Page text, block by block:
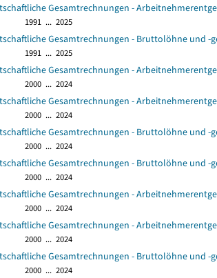
Gesamtrechnungen -
1991 ... 2025
Gesamtrechnungen - Bruttolöhne und -
1991 ... 2025
Gesamtrechnungen -
2000 ... 2024
Gesamtrechnungen -
2000 ... 2024
Gesamtrechnungen - Bruttolöhne und -
2000 ... 2024
Gesamtrechnungen - Bruttolöhne und
2000 ... 2024
Gesamtrechnungen -
2000 ... 2024
Gesamtrechnungen -
2000 ... 2024
Gesamtrechnungen - Bruttolöhne und
2000 ... 2024